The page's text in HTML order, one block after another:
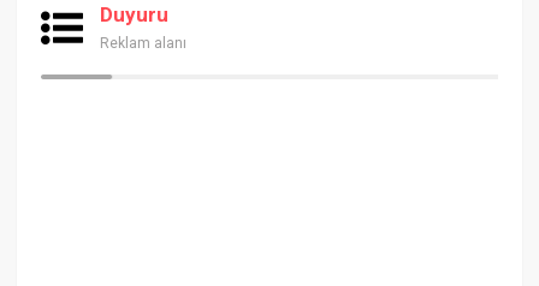
Duyuru
Reklam alanı